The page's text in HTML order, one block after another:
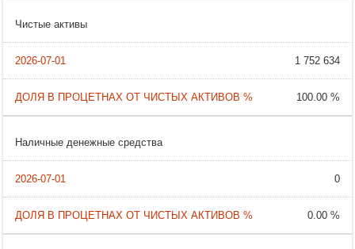
Чистые активы
1 752 634
100.00 %
Наличные денежные средства
0
0.00 %